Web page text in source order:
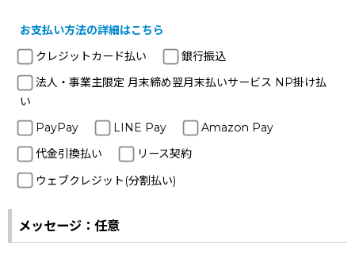
お支払い方法の詳細はこちら
クレジットカード払い
銀行振込
法人・事業主限定 月末締め翌月末払いサービス NP掛け払
い
PayPay
LINE Pay
Amazon Pay
代金引換払い
リース契約
ウェブクレジット(分割払い)
メッセージ：任意